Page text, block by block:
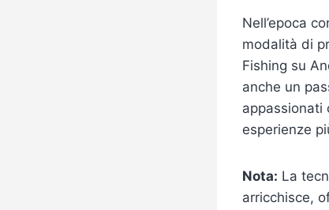
Nell’epoca
modalità di
Fishing su
anche un
appassionati
esperienze
Nota: La
arricchisce,